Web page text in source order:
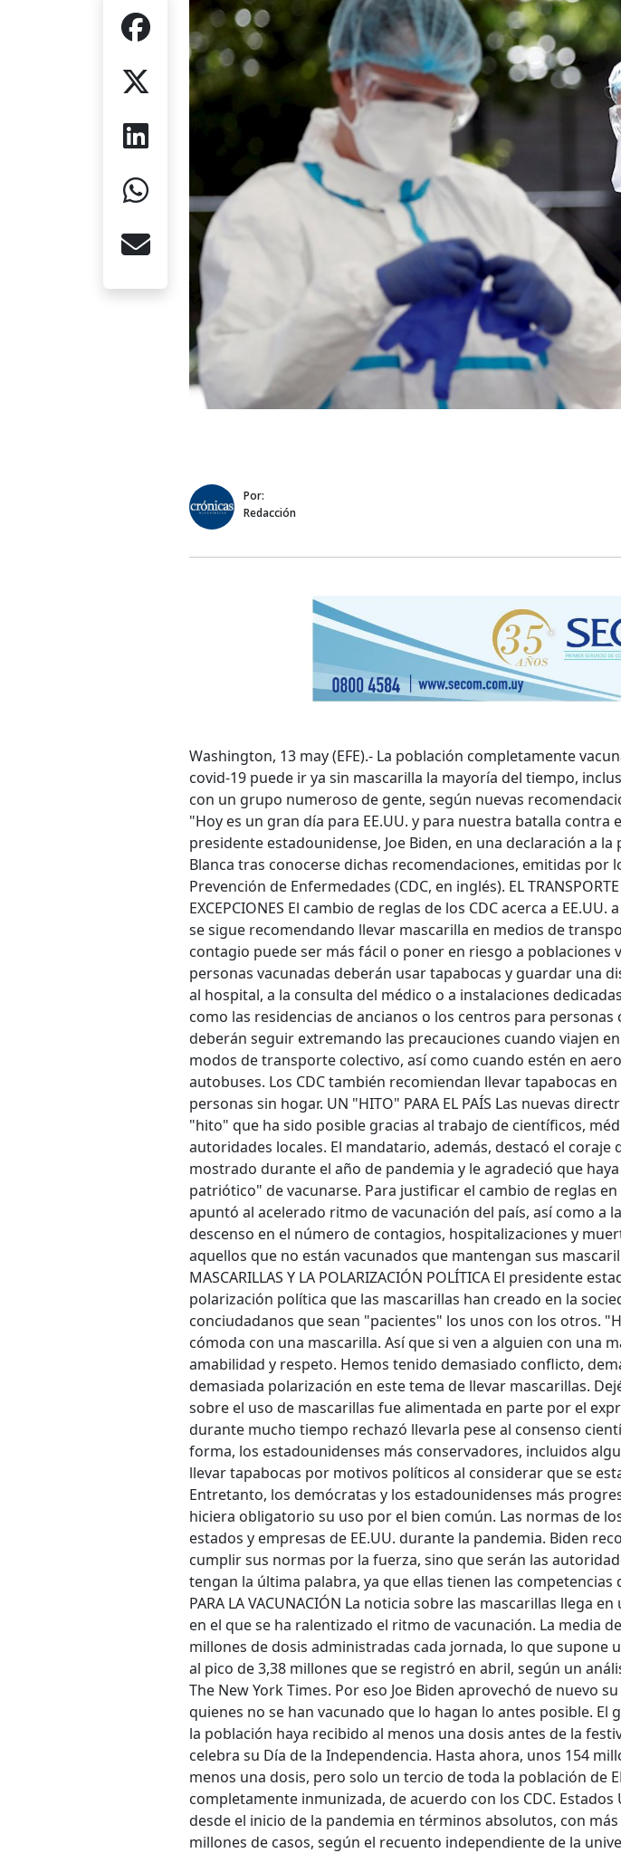
Por:
Redacción
Washington, 13 may (EFE).- La población completamente
covid-19 puede ir ya sin mascarilla la mayoría del tiempo,
con un grupo numeroso de gente, según nuevas
"Hoy es un gran día para EE.UU. y para nuestra batalla contra
presidente estadounidense, Joe Biden, en una declaración a la
Blanca tras conocerse dichas recomendaciones, emitidas por
Prevención de Enfermedades (CDC, en inglés). EL TRANSPORTE
EXCEPCIONES El cambio de reglas de los CDC acerca a
se sigue recomendando llevar mascarilla en medios de
contagio puede ser más fácil o poner en riesgo a poblaciones
personas vacunadas deberán usar tapabocas y guardar una
al hospital, a la consulta del médico o a instalaciones
como las residencias de ancianos o los centros para personas
deberán seguir extremando las precauciones cuando viajen
modos de transporte colectivo, así como cuando estén en
autobuses. Los CDC también recomiendan llevar tapabocas
personas sin hogar. UN "HITO" PARA EL PAÍS Las nuevas
"hito" que ha sido posible gracias al trabajo de científicos,
autoridades locales. El mandatario, además, destacó el coraje
mostrado durante el año de pandemia y le agradeció que
patriótico" de vacunarse. Para justificar el cambio de reglas
apuntó al acelerado ritmo de vacunación del país, así como a
descenso en el número de contagios, hospitalizaciones y
aquellos que no están vacunados que mantengan sus
MASCARILLAS Y LA POLARIZACIÓN POLÍTICA El presidente
polarización política que las mascarillas han creado en la
conciudadanos que sean "pacientes" los unos con los otros.
cómoda con una mascarilla. Así que si ven a alguien con una
amabilidad y respeto. Hemos tenido demasiado conflicto,
demasiada polarización en este tema de llevar mascarillas.
sobre el uso de mascarillas fue alimentada en parte por el
durante mucho tiempo rechazó llevarla pese al consenso
forma, los estadounidenses más conservadores, incluidos
llevar tapabocas por motivos políticos al considerar que se
Entretanto, los demócratas y los estadounidenses más
hiciera obligatorio su uso por el bien común. Las normas de
estados y empresas de EE.UU. durante la pandemia. Biden
cumplir sus normas por la fuerza, sino que serán las
tengan la última palabra, ya que ellas tienen las competencias
PARA LA VACUNACIÓN La noticia sobre las mascarillas llega
en el que se ha ralentizado el ritmo de vacunación. La media
millones de dosis administradas cada jornada, lo que supone
al pico de 3,38 millones que se registró en abril, según un
The New York Times. Por eso Joe Biden aprovechó de nuevo
quienes no se han vacunado que lo hagan lo antes posible. El
la población haya recibido al menos una dosis antes de la
celebra su Día de la Independencia. Hasta ahora, unos 154
menos una dosis, pero solo un tercio de toda la población de
completamente inmunizada, de acuerdo con los CDC.
desde el inicio de la pandemia en términos absolutos, con
millones de casos, según el recuento independiente de la